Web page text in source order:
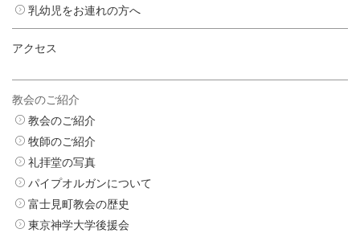
乳幼児をお連れの方へ
アクセス
教会のご紹介
教会のご紹介
牧師のご紹介
礼拝堂の写真
パイプオルガンについて
富士見町教会の歴史
東京神学大学後援会